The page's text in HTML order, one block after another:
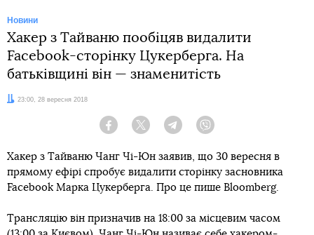
Новини
Хакер з Тайваню пообіцяв видалити
Facebook-сторінку Цукерберга. На
батьківщині він — знаменитість
Дата:23:00, 28 вересня 2018
Facebook Twitter Telegram
Хакер з Тайваню Чанг Чі-Юн заявив, що 30 вересня в
прямому ефірі спробує видалити сторінку засновника
Facebook Марка Цукерберга. Про це пише Bloomberg.
Трансляцію він призначив на 18:00 за місцевим часом